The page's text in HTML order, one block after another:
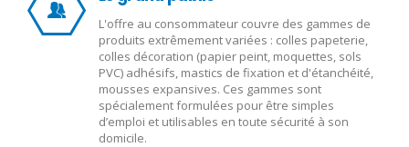
L'offre au consommateur couvre des gammes de
produits extrêmement variées : colles papeterie,
colles décoration (papier peint, moquettes, sols
PVC) adhésifs, mastics de fixation et d'étanchéité,
mousses expansives. Ces gammes sont
spécialement formulées pour être simples
d’emploi et utilisables en toute sécurité à son
domicile.